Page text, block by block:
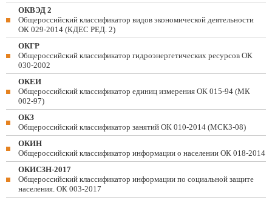
ОКВЭД 2
Общероссийский классификатор видов экономической деятельности
ОК 029-2014 (КДЕС РЕД. 2)
ОКГР
Общероссийский классификатор гидроэнергетических ресурсов ОК
030-2002
ОКЕИ
Общероссийский классификатор единиц измерения ОК 015-94 (МК
002-97)
ОКЗ
Общероссийский классификатор занятий ОК 010-2014 (МСКЗ-08)
ОКИН
Общероссийский классификатор информации о населении ОК 018-2014
ОКИСЗН-2017
Общероссийский классификатор информации по социальной защите
населения. ОК 003-2017